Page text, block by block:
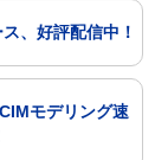
勤務中や外出
だけます。ま
たりした場合
スを、水道橋
詳細
、好評配信中！
信型スクー
いただけま
モデリング速